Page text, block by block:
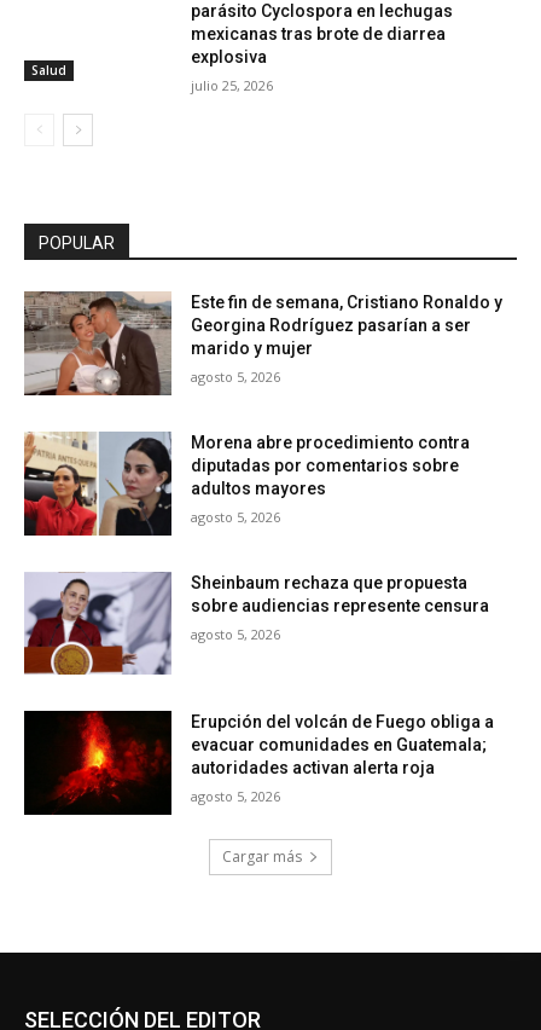
Salud
parásito Cyclospora en lechugas
mexicanas tras brote de diarrea
explosiva
julio 25, 2026
POPULAR
Este fin de semana, Cristiano Ronaldo y
Georgina Rodríguez pasarían a ser
marido y mujer
agosto 5, 2026
Morena abre procedimiento contra
diputadas por comentarios sobre
adultos mayores
agosto 5, 2026
Sheinbaum rechaza que propuesta
sobre audiencias represente censura
agosto 5, 2026
Erupción del volcán de Fuego obliga a
evacuar comunidades en Guatemala;
autoridades activan alerta roja
agosto 5, 2026
Cargar más
SELECCIÓN DEL EDITOR